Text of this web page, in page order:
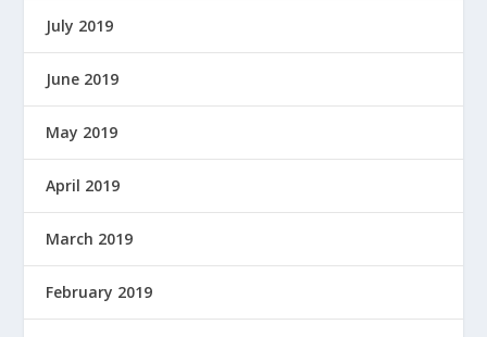
July 2019
June 2019
May 2019
April 2019
March 2019
February 2019